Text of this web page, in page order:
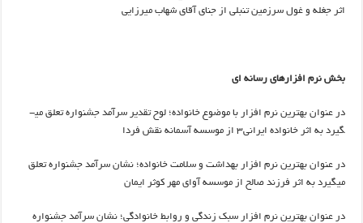
اثر جغله و غول سرزمین تنبلی از جنای آقای شهاب میرزایی
بخش نرم افزارهای رسانه ای
در عنوان بهترین نرم افزار با موضوع خانواده؛ لوح تقدیر سرآمد جشنواره تعلق می­
گیرد به اثر خانواده ایرانی۳ از موسسه آسمانه نقش فردا
در عنوان بهترین نرم افزار بهداشت و سلامت خانواده؛ نشان سرآمد جشنواره تعلق
می­گیرد به اثر فرزند صالح از موسسه آوای مهر کوثر ایمان
در عنوان بهترین نرم افزار سبک زندگی و روابط خانوادگی؛ نشان سرآمد جشنواره